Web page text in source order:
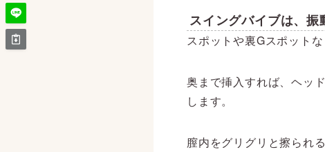
スイングバイブは、振
スポットや裏Gスポット
奥まで挿入すれば、ヘッ
します。
膣内をグリグリと擦られ